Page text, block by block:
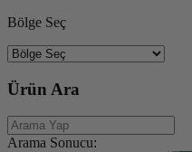
Bölge Seç
Ürün Ara
Arama Sonucu: